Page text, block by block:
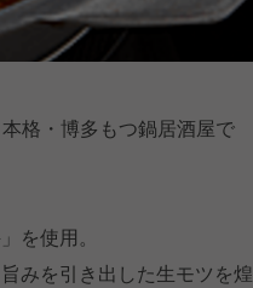
格・博多もつ鍋居酒屋で
を使用。
みを引き出した生モツを煌